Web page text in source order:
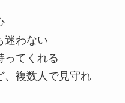
迷わない
ってくれる
、複数人で見守れ